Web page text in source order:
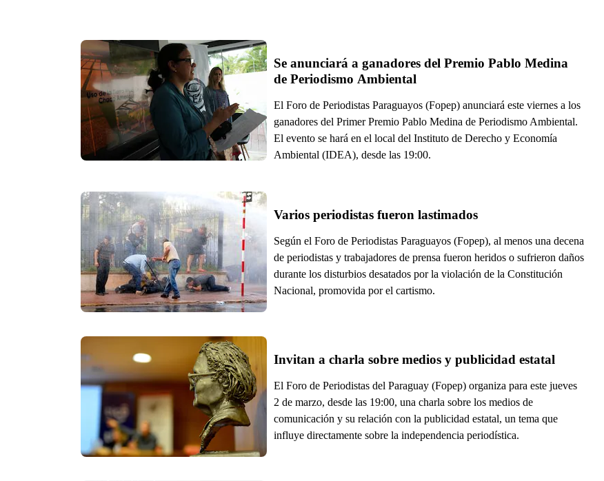
Se anunciará a ganadores del Premio Pablo Medina
de Periodismo Ambiental
El Foro de Periodistas Paraguayos (Fopep) anunciará este viernes a los
ganadores del Primer Premio Pablo Medina de Periodismo Ambiental.
El evento se hará en el local del Instituto de Derecho y Economía
Ambiental (IDEA), desde las 19:00.
Varios periodistas fueron lastimados
Según el Foro de Periodistas Paraguayos (Fopep), al menos una decena
de periodistas y trabajadores de prensa fueron heridos o sufrieron daños
durante los disturbios desatados por la violación de la Constitución
Nacional, promovida por el cartismo.
Invitan a charla sobre medios y publicidad estatal
El Foro de Periodistas del Paraguay (Fopep) organiza para este jueves
2 de marzo, desde las 19:00, una charla sobre los medios de
comunicación y su relación con la publicidad estatal, un tema que
influye directamente sobre la independencia periodística.